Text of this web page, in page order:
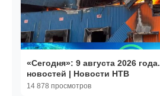
«Сегодня»: 9 августа 2026
новостей | Новости НТВ
14 878 просмотров